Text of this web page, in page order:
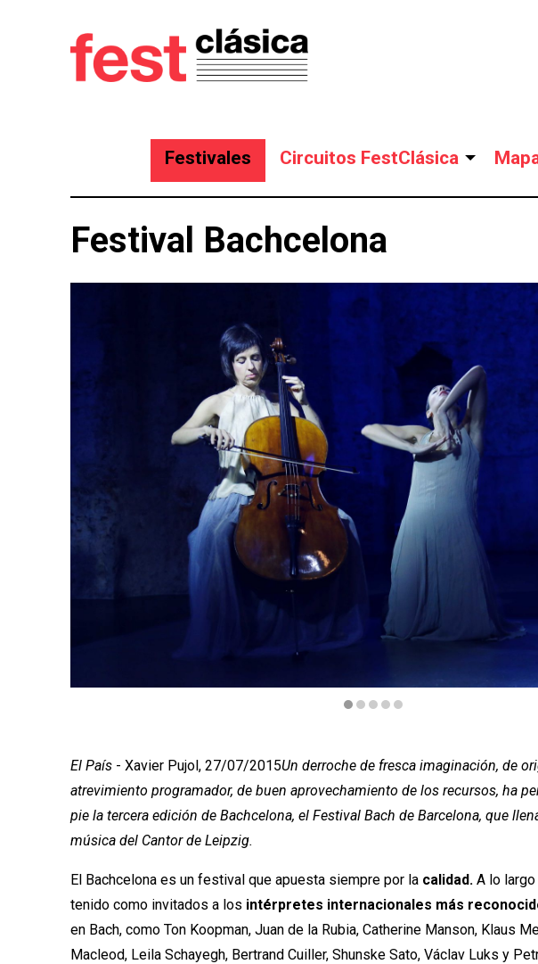
Festivales Circuitos FestClásica
Festival Bachcelona
El País - Xavier Pujol, 27/07/2015Un derroche de fresca imaginación, de
atrevimiento programador, de buen aprovechamiento de los recursos, ha
pie la tercera edición de Bachcelona, el Festival Bach de Barcelona, que
música del Cantor de Leipzig.
El Bachcelona es un festival que apuesta siempre por la calidad.A lo
tenido como invitados a los intérpretes internacionales más
en Bach, como Ton Koopman, Juan de la Rubia, Catherine Manson, Klaus
Macleod, Leila Schayegh, Bertrand Cuiller, Shunske Sato, Václav Luks y